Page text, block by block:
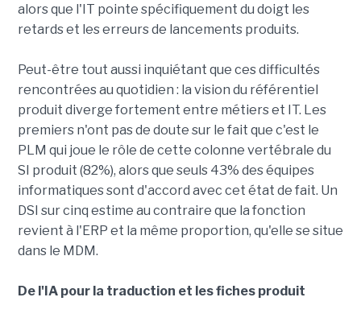
alors que l'IT pointe spécifiquement du doigt les
retards et les erreurs de lancements produits.
Peut-être tout aussi inquiétant que ces difficultés
rencontrées au quotidien : la vision du référentiel
produit diverge fortement entre métiers et IT. Les
premiers n'ont pas de doute sur le fait que c'est le
PLM qui joue le rôle de cette colonne vertébrale du
SI produit (82%), alors que seuls 43% des équipes
informatiques sont d'accord avec cet état de fait. Un
DSI sur cinq estime au contraire que la fonction
revient à l'ERP et la même proportion, qu'elle se situe
dans le MDM.
De l'IA pour la traduction et les fiches produit